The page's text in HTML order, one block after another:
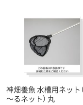
神畑養魚 水槽用ネット
～るネット） 丸